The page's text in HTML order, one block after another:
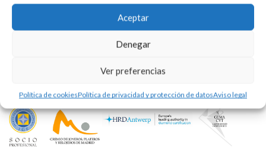
Aceptar
Denegar
Ver preferencias
Política de cookiesPolítica de privacidad y protección de datosAviso legal
105,00€
Pendientes realizados en plata con 3 chapas martelé en aumento.